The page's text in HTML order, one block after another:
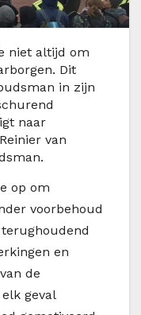
niet altijd om
Dit
in zijn
naar
van
op om
voorbehoud
en
de
geval